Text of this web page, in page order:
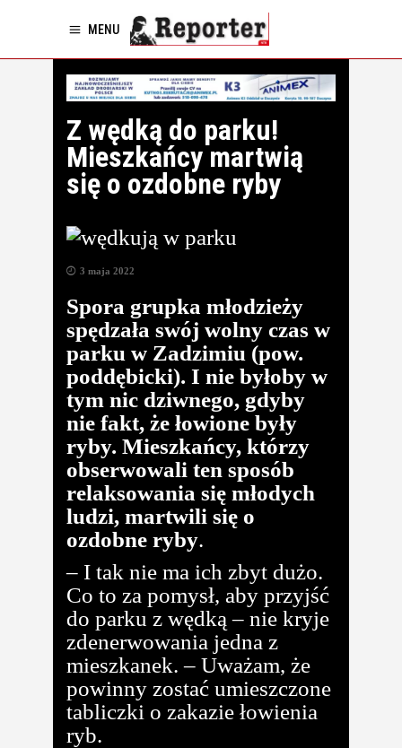
MENU
Z wędką do parku!
Mieszkańcy martwią
się o ozdobne ryby
3 maja 2022
Spora grupka młodzieży
spędzała swój wolny czas w
parku w Zadzimiu (pow.
poddębicki). I nie byłoby w
tym nic dziwnego, gdyby
nie fakt, że łowione były
ryby. Mieszkańcy, którzy
obserwowali ten sposób
relaksowania się młodych
ludzi, martwili się o
ozdobne ryby.
– I tak nie ma ich zbyt dużo.
Co to za pomysł, aby przyjść
do parku z wędką – nie kryje
zdenerwowania jedna z
mieszkanek. – Uważam, że
powinny zostać umieszczone
tabliczki o zakazie łowienia
ryb.